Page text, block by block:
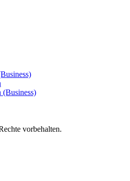
(Business)
vorbehalten.